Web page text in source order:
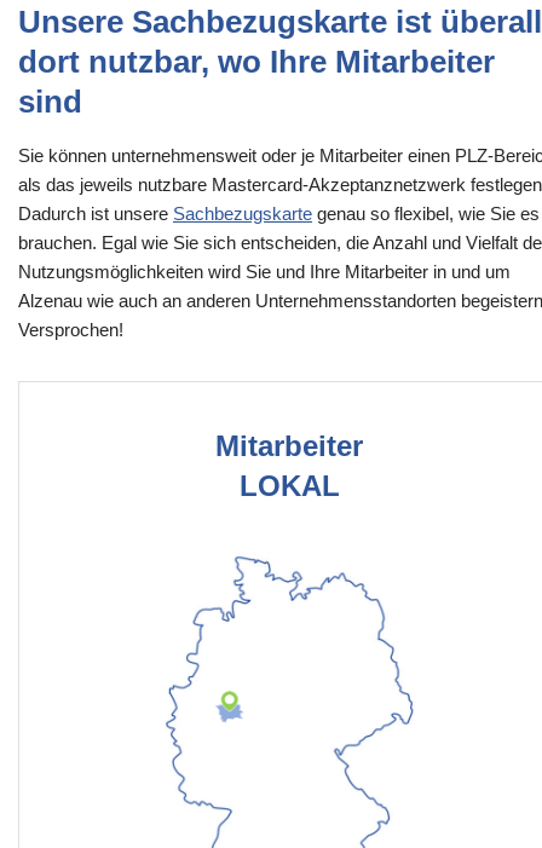
Unsere Sachbezugskarte ist überall
dort nutzbar, wo Ihre Mitarbeiter
sind
Sie können unternehmensweit oder je Mitarbeiter einen PLZ-
als das jeweils nutzbare Mastercard-Akzeptanznetzwerk
Dadurch ist unsere Sachbezugskarte genau so flexibel, wie Sie es
brauchen. Egal wie Sie sich entscheiden, die Anzahl und Vielfalt
Nutzungsmöglichkeiten wird Sie und Ihre Mitarbeiter in und um
Alzenau wie auch an anderen Unternehmensstandorten
Versprochen!
Mitarbeiter
LOKAL